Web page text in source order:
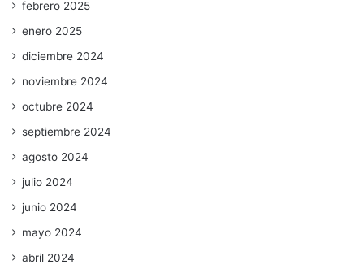
febrero 2025
enero 2025
diciembre 2024
noviembre 2024
octubre 2024
septiembre 2024
agosto 2024
julio 2024
junio 2024
mayo 2024
abril 2024